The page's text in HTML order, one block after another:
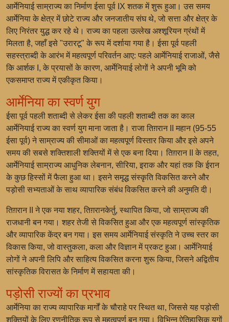
आर्मेनियाई साम्राज्य का निर्माण ईसा पूर्व IX शतक में शुरू हुआ। उस समय
आर्मेनिया के क्षेत्र में छोटे राज्य और जनजातीय संघ थे, जो सत्ता और क्षेत्र के
लिए निरंतर युद्ध कर रहे थे। राज्य का पहला उल्लेख अश्शूरियन ग्रंथों में
मिलता है, जहाँ इसे "उरारटू" के रूप में दर्शाया गया है। ईसा पूर्व पहली
सहस्त्राब्दी के आरंभ में महत्वपूर्ण परिवर्तन आए: पहले आर्मेनियाई राजाओं, जैसे
कि आर्शक I, के प्रयासों के कारण, आर्मेनियाई लोगों ने अपनी भूमि को
एकसमाप्त राज्य में एकीकृत किया।
आर्मेनिया का स्वर्ण युग
ईसा पूर्व पहली शताब्दी से लेकर ईसा की पहली शताब्दी तक का काल
आर्मेनियाई राज्य का स्वर्ण युग माना जाता है। राजा तिग़रान II महान (95-55
ईसा पूर्व) ने साम्राज्य की सीमाओं का महत्वपूर्ण विस्तार किया और इसे अपने
समय की सबसे शक्तिशाली शक्तियों में से एक बना दिया। तिग़रान II के तहत,
आर्मेनियाई साम्राज्य आधुनिक लेबनान, सीरिया, इराक और यहां तक कि ईरान
के कुछ हिस्सों में फैला हुआ था। इसने समृद्ध संस्कृति विकसित करने और
पड़ोसी सभ्यताओं के साथ व्यापारिक संबंध विकसित करने की अनुमति दी।
तिग़रान II ने एक नया शहर, तिग़रानकेर्तु, स्थापित किया, जो साम्राज्य की
राजधानी बन गया। शहर तेजी से विकसित हुआ और एक महत्वपूर्ण सांस्कृतिक
और व्यापारिक केंद्र बन गया। इस समय आर्मेनियाई संस्कृति ने उच्च स्तर का
विकास किया, जो वास्तुकला, कला और विज्ञान में प्रकट हुआ। आर्मेनियाई
लोगों ने अपनी लिपि और साहित्य विकसित करना शुरू किया, जिसने अद्वितीय
सांस्कृतिक विरासत के निर्माण में सहायता की।
पड़ोसी राज्यों का प्रभाव
आर्मेनिया का राज्य व्यापारिक मार्गों के चौराहे पर स्थित था, जिससे यह पड़ोसी
शक्तियों के लिए रणनीतिक रूप से महत्वपूर्ण बन गया। विभिन्न ऐतिहासिक युगों